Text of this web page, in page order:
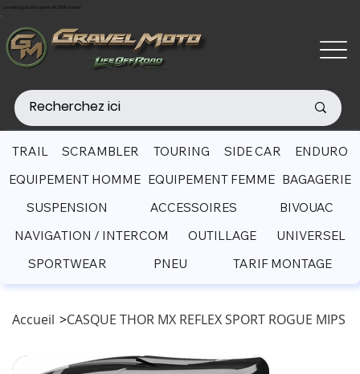
Livraison gratuite à partir de 200€ d'achat
Accueil >CASQUE THOR MX REFLEX SPORT ROGUE MIPS
TRAIL SCRAMBLER TOURING SIDE CAR
ENDURO
EQUIPEMENT HOMME EQUIPEMENT FEMME BAGAGERIE
SUSPENSION
ACCESSOIRES
BIVOUAC
NAVIGATION / INTERCOM
OUTILLAGE
UNIVERSEL
SPORTWEAR
PNEU TARIF MONTAGE